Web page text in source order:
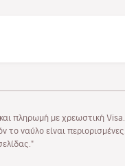
πληρωμή με χρεωστική
το ναύλο είναι